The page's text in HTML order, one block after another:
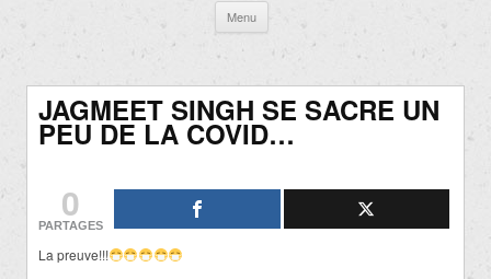
Menu
contenu
JAGMEET SINGH SE SACRE UN
PEU DE LA COVID…
0
PARTAGES
La preuve!!!